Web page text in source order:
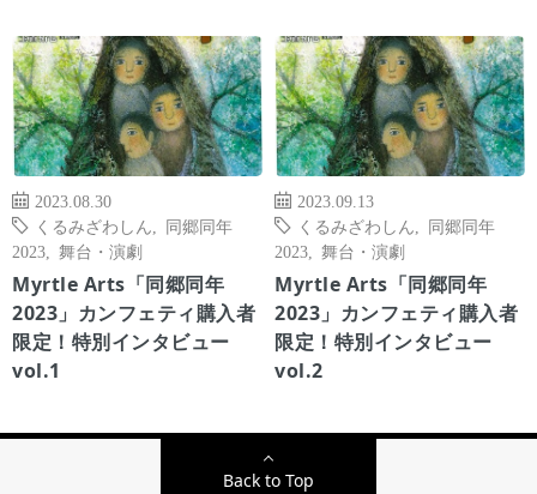
2023.08.30
くるみざわしん
同郷同年
2023
舞台・演劇
Myrtle Arts「同郷同年
2023」カンフェティ購入者
限定！特別インタビュー
vol.1
2023.09.13
くるみざわしん
同郷同年
2023
舞台・演劇
Myrtle Arts「同郷同年
2023」カンフェティ購入者
限定！特別インタビュー
vol.2
Back to Top